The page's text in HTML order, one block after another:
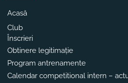
Acasă
Club
Înscrieri
Obtinere legitimație
Program antrenamente
Calendar competitional intern –